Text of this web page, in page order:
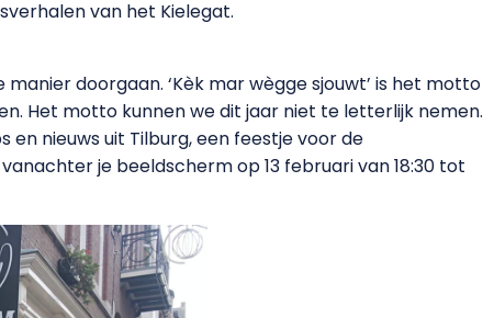
van het Kielegat.
doorgaan. ‘Kèk mar wègge sjouwt’ is het motto
Het motto kunnen we dit jaar niet te letterlijk nemen.
nieuws uit Tilburg, een feestje voor de
je beeldscherm op 13 februari van 18:30 tot